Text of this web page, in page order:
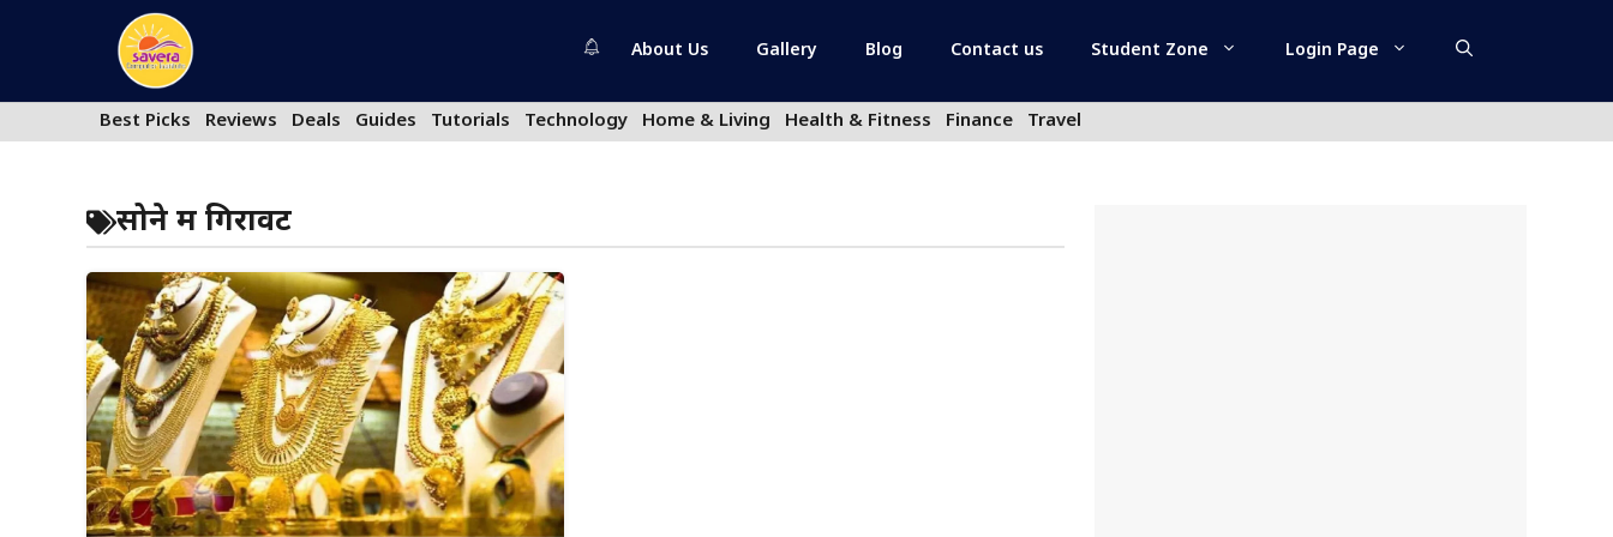
About Us Gallery Blog Contact us Student Zone Login Page
Best Picks Reviews Deals Guides Tutorials Technology Home & Living Health & Fitness Finance Travel
सोने में गिरावट